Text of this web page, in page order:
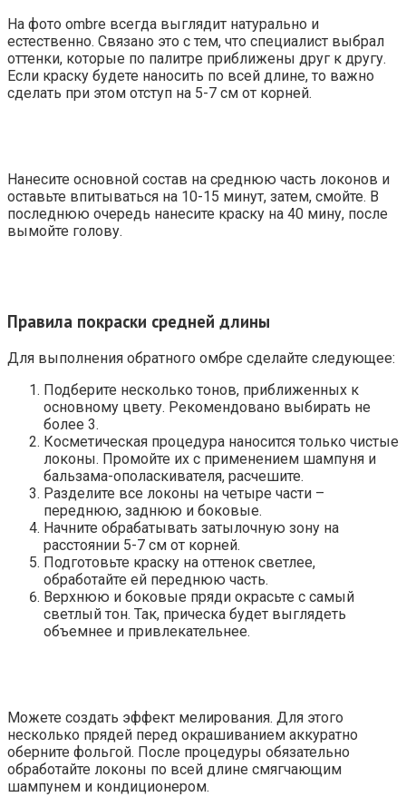
На фото ombre всегда выглядит натурально и
естественно. Связано это с тем, что специалист выбрал
оттенки, которые по палитре приближены друг к другу.
Если краску будете наносить по всей длине, то важно
сделать при этом отступ на 5-7 см от корней.
Нанесите основной состав на среднюю часть локонов и
оставьте впитываться на 10-15 минут, затем, смойте. В
последнюю очередь нанесите краску на 40 мину, после
вымойте голову.
Правила покраски средней длины
Для выполнения обратного омбре сделайте следующее:
Подберите несколько тонов, приближенных к
основному цвету. Рекомендовано выбирать не
более 3.
Косметическая процедура наносится только чистые
локоны. Промойте их с применением шампуня и
бальзама-ополаскивателя, расчешите.
Разделите все локоны на четыре части –
переднюю, заднюю и боковые.
Начните обрабатывать затылочную зону на
расстоянии 5-7 см от корней.
Подготовьте краску на оттенок светлее,
обработайте ей переднюю часть.
Верхнюю и боковые пряди окрасьте с самый
светлый тон. Так, прическа будет выглядеть
объемнее и привлекательнее.
Можете создать эффект мелирования. Для этого
несколько прядей перед окрашиванием аккуратно
оберните фольгой. После процедуры обязательно
обработайте локоны по всей длине смягчающим
шампунем и кондиционером.